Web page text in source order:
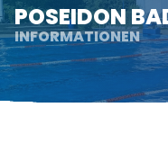
POSEIDON
INFORMATIONEN